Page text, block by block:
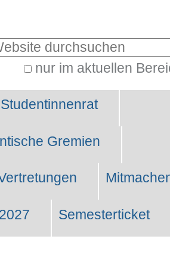
nur im aktuellen
Studentinnenrat
Gremien
Semesterticket